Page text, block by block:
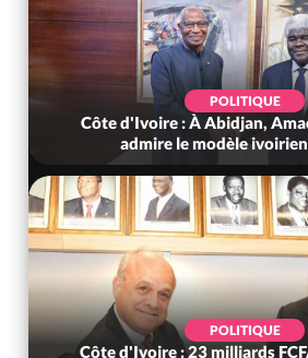
POLITIQUE
Côte d'Ivoire : À Abidjan,
admire le modèle
POLITIQUE
Côte d'Ivoire : 23 milliards